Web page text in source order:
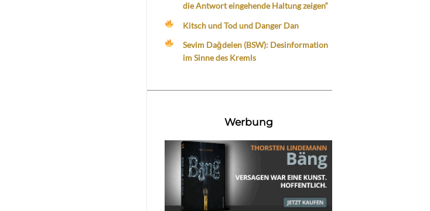
die Antwort eingehende Haltung zeigen“
Kitsch und Tod und Danger Dan
Sevim Dağdelen (BSW): Desinformation
im Sinne des Kremls
Werbung